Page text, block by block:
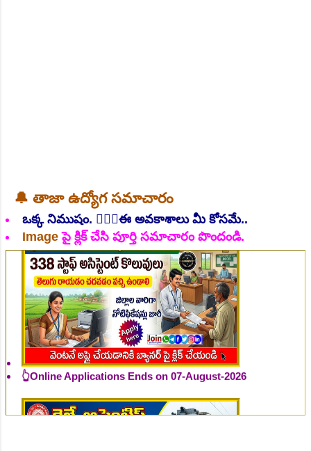
🔔 తాజా ఉద్యోగ సమాచారం
ఒక్క నిముషం. 💁🏻‍♂️ఈ అవకాశాలు మీ కోసమే..
Imageపై క్లిక్ చేసి పూర్తి సమాచారం పొందండి.
👆Online Applications Ends on 07-August-2026